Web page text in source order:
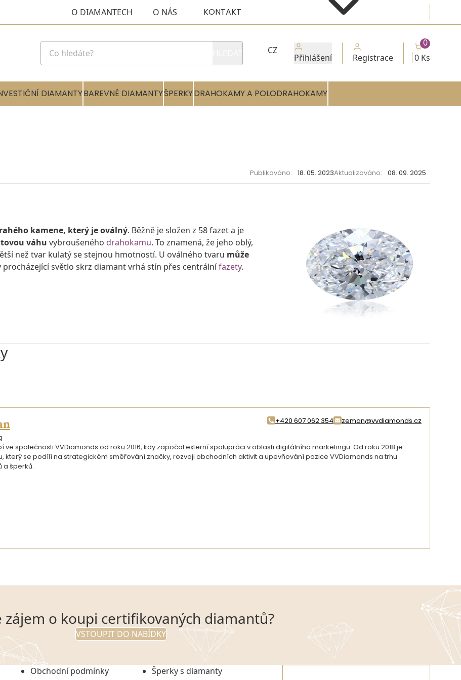
O DIAMANTECH O NÁS KONTAKT
CZ
Přihlášení Registrace 0 Ks
0
DIAMANTYBAREVNÉ DIAMANTYŠPERKYDRAHOKAMY A POLODRAHOKAMY
Publikováno: 18. 05. 2023Aktualizováno: 08. 09. 2025
kamene, který je oválný. Běžně je složen z 58 fazet a je
váhu vybroušeného drahokamu. To znamená, že jeho oblý,
než tvar kulatý se stejnou hmotností. U oválného tvaru může
světlo skrz diamant vrhá stín přes centrálnífazety.
+420 607 062 354 zeman@vvdiamonds.cz
ve společnosti VVDiamonds od roku 2016, kdy započal externí spolupráci v oblasti digitálního marketingu. Od roku 2018 je
který se podílí na strategickém směřování značky, rozvoji obchodních aktivit a upevňování pozice VVDiamonds na trhu
a šperků.
zájem o koupi certifikovaných diamantů?
VSTOUPIT DO NABÍDKY
Obchodní podmínky Šperky s diamanty